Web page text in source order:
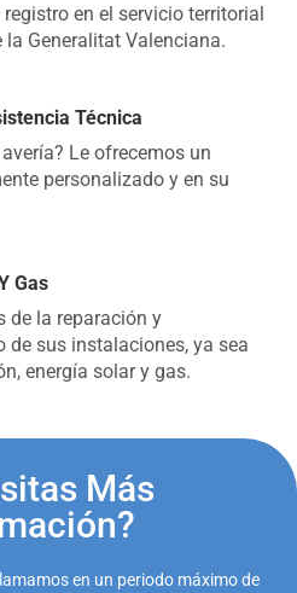
en el servicio territorial
la Generalitat Valenciana.
Técnica
Le ofrecemos un
personalizado y en su
Gas
de la reparación y
de sus instalaciones, ya sea
energía solar y gas.
Más
en un periodo máximo de